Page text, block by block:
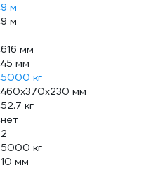
9 м
9 м
616 мм
45 мм
5000 кг
460х370х230 мм
52.7 кг
нет
2
5000 кг
10 мм